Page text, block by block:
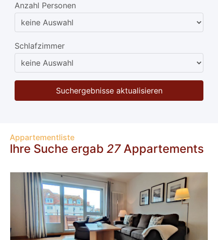
Ihre Suche ergab 27Appartements
Appartementliste
Anzahl Personen
Schlafzimmer
Suchergebnisse aktualisieren